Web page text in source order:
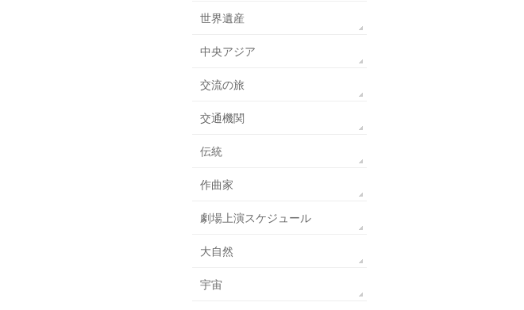
世界遺産
中央アジア
交流の旅
交通機関
伝統
作曲家
劇場上演スケジュール
大自然
宇宙